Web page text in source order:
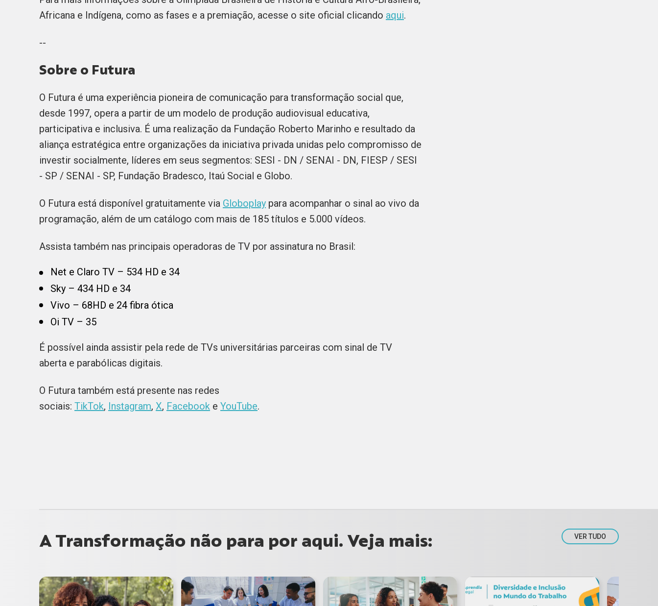
Africana e Indígena, como as fases e a premiação, acesse o site oficial clicando aqui.
--
Sobre o Futura
O Futura é uma experiência pioneira de comunicação para transformação social que,
desde 1997, opera a partir de um modelo de produção audiovisual educativa,
participativa e inclusiva. É uma realização da Fundação Roberto Marinho e resultado da
aliança estratégica entre organizações da iniciativa privada unidas pelo compromisso de
investir socialmente, líderes em seus segmentos: SESI - DN / SENAI - DN, FIESP / SESI
- SP / SENAI - SP, Fundação Bradesco, Itaú Social e Globo.
O Futura está disponível gratuitamente via Globoplay para acompanhar o sinal ao vivo da
programação, além de um catálogo com mais de 185 títulos e 5.000 vídeos.
Assista também nas principais operadoras de TV por assinatura no Brasil:
Net e Claro TV – 534 HD e 34
Sky – 434 HD e 34
Vivo – 68HD e 24 fibra ótica
Oi TV – 35
É possível ainda assistir pela rede de TVs universitárias parceiras com sinal de TV
aberta e parabólicas digitais.
O Futura também está presente nas redes
sociais: TikTok, Instagram, X, Facebook e YouTube.
A Transformação não para por aqui. Veja mais: VER TUDO